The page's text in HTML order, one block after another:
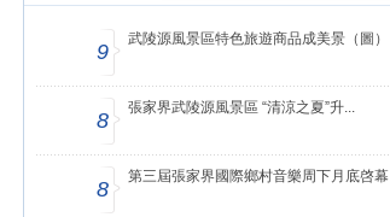
9
武陵源風景區特色旅遊商品成美景（圖）
8
張家界武陵源風景區 “清涼之夏”升...
8
第三屆張家界國際鄉村音樂周下月底啓幕